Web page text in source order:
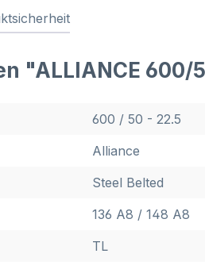
"ALLIANCE 600/
600 / 50 - 22.5
Alliance
Steel Belted
136 A8 / 148 A8
TL